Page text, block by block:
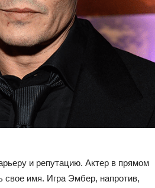
и репутацию. Актер в прямом
свое имя. Игра Эмбер, напротив,